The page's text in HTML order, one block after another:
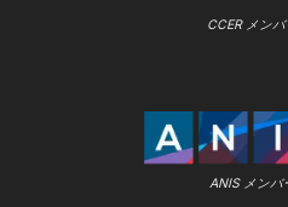
CCER メン
ANIS メンバ